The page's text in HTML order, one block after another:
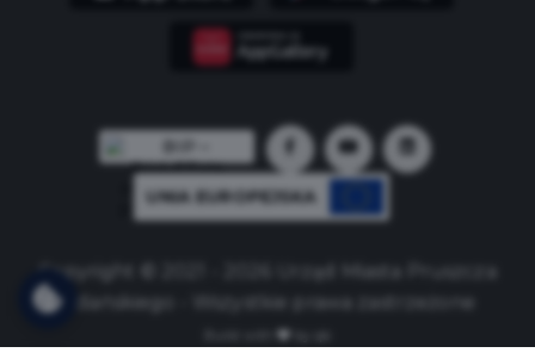
UNIA EUROPEJSKA
Gdańskiego - Wszystkie prawa zastrzeżone